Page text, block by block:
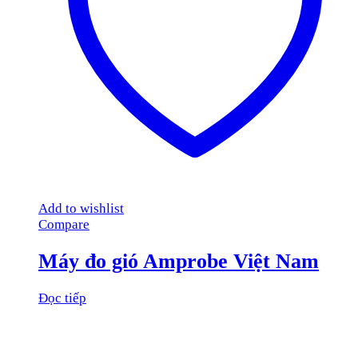
Add to wishlist
Compare
Máy đo gió Amprobe Việt Nam
Đọc tiếp